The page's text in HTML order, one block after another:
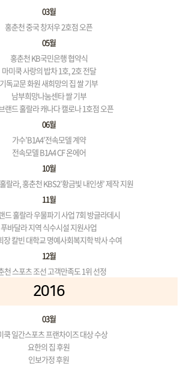
03월
홍춘천 중국 창저우 2호점 오픈
05월
홍춘천 KB국민은행 협약식
마미쿡 사랑의 밥차 1호, 2호 전달
기독교문 화원 새희망의 집 쌀 기부
남부희망나눔센타 쌀 기부
랜드 훌랄라 캐나다 캘로나 1호점 오픈
06월
가수’B1A4’전속모델 계약
전속모델 B1A4 CF 온에어
10월
랄라, 홍춘천 KBS2’황금빛 내인생’ 제작 지원
11월
드 훌랄라 우물파기 사업 7회 방글라데시
푸바달라 지역 식수시설 지원사업
장 칼빈 대학교 명예사회복지학 박사 수여
12월
천 스포츠 조선 고객만족도 1위 선정
2016
03월
쿡 일간스포츠 프랜차이즈 대상 수상
요한의 집 후원
인보가정 후원